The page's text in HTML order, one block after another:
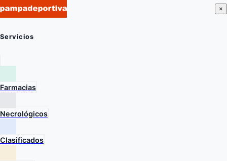
×
Servicios
Farmacias
Necrológicos
Clasificados